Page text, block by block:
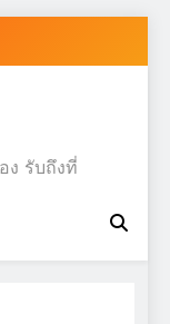
ง รับถึงที่